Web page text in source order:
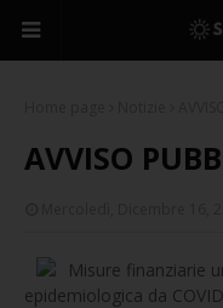
AVVISO
Misure finanziarie
epidemiologica da